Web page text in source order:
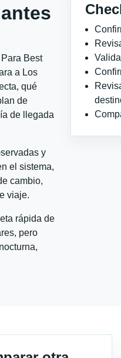
Best
a Los
qué
de
de llegada
y
el sistema,
cambio,
viaje.
rápida de
pero